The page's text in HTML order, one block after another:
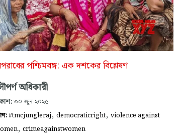
পশ্চিমবঙ্গ: এক দশকের বিশ্লেষণ
অধিকারী
৩০-জুন-২০২৫
#tmcjungleraj, democraticright, violence against
, crimeagainstwomen